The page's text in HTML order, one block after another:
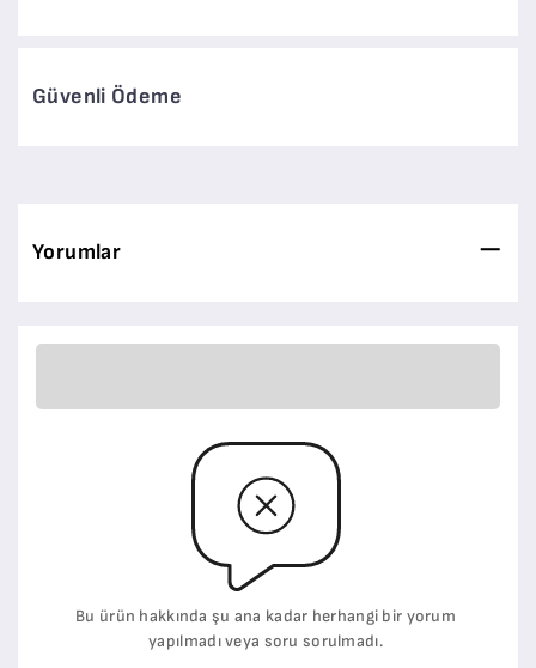
Güvenli Ödeme
Yorumlar
Bu ürün hakkında şu ana kadar herhangi bir yorum
yapılmadı veya soru sorulmadı.